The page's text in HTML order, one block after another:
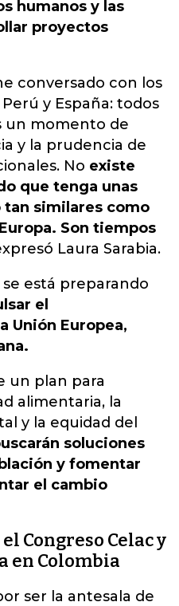
humanos y las
proyectos
conversado con los
y España: todos
un momento de
y la prudencia de
No existe
que tenga unas
tan similares como
Son tiempos
Laura Sarabia.
está preparando
el
Unión Europea,
un plan para
alimentaria, la
y la equidad del
soluciones
y fomentar
el cambio
Congreso Celac y
en Colombia
ser la antesala de